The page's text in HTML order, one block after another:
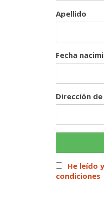
Apellido
Fecha
Dirección
He leído
condiciones